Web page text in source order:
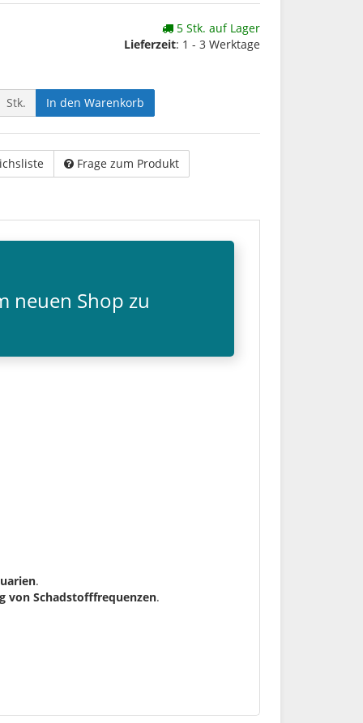
5 Stk. auf Lager
Lieferzeit: 1 - 3 Werktage
Stk. In den Warenkorb
Frage zum Produkt
neuen Shop zu
.
von Schadstofffrequenzen.